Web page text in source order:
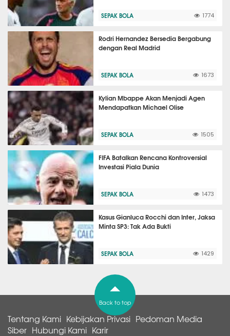
SEPAK BOLA 1774
Rodri Hernandez Bersedia Bergabung
dengan Real Madrid
SEPAK BOLA 1673
Kylian Mbappe Akan Menjadi Agen
Mendapatkan Michael Olise
SEPAK BOLA 1505
FIFA Batalkan Rencana Kontroversial
Investasi Piala Dunia
SEPAK BOLA 1473
Kasus Gianluca Rocchi dan Inter, Jaksa
Minta SP3: Tak Ada Bukti
SEPAK BOLA 1429
Back to top
Tentang Kami Kebijakan Privasi Pedoman Media
Siber Hubungi Kami Karir